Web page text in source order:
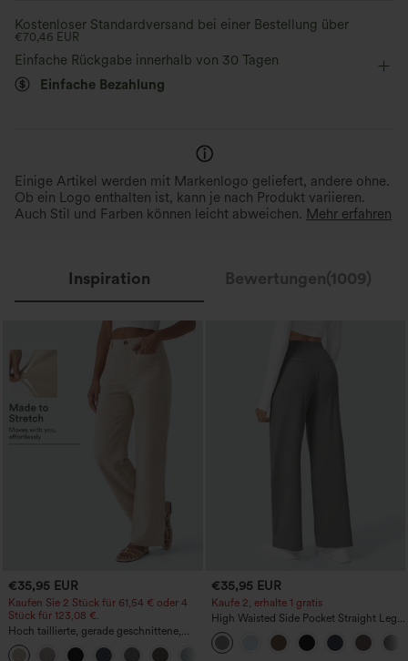
Atmungsaktiv
Kurvenbetonend Crossover-Bund Seitentaschen
Crossover überziehen Yoga & Pilates
mit hohem Bund eng geschnitten
Kostenloser Standardversand bei einer Bestellung über
€70,46 EUR
Einfache Rückgabe innerhalb von 30 Tagen
Einfache Bezahlung
Einige Artikel werden mit Markenlogo geliefert, andere ohne.
Ob ein Logo enthalten ist, kann je nach Produkt variieren.
Auch Stil und Farben können leicht abweichen. Mehr erfahren
Inspiration Bewertungen(1009)
€35,95 EUR
Kaufen Sie 2 Stück für 61,54 € oder 4
Stück für 123,08 €.
Hoch taillierte, gerade geschnittene,
legere Leinen-Optik-Hose mit Taschen
€35,95 EUR
Kaufe 2, erhalte 1 gratis
High Waisted Side Pocket Straight Leg
Work Pants